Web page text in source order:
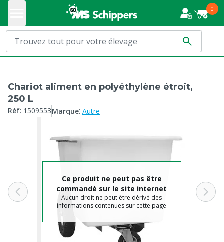
0
Chariot aliment en polyéthylène étroit,
250 L
Réf: 1509553Marque: Autre
Ce produit ne peut pas être
commandé sur le site internet
Aucun droit ne peut être dérivé des
informations contenues sur cette page